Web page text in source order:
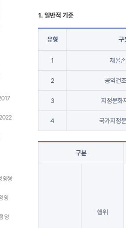
2022
양형
양
양
1. 일반적 기준
유형 구
1 재물
2 공익건
3 지정문화
4 국가지정
구분
행위